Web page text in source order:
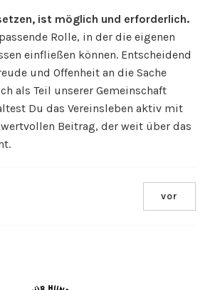
ist möglich und erforderlich.
Rolle, in der die eigenen
einfließen können. Entscheidend
und Offenheit an die Sache
als Teil unserer Gemeinschaft
Du das Vereinsleben aktiv mit
Beitrag, der weit über das
vor